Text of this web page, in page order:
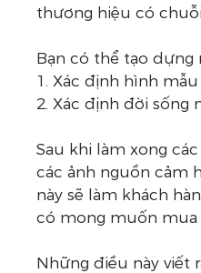
thương hiệu có
Bạn có thể tạo dựng
1. Xác định hình
2. Xác định đời sống
Sau khi làm xong
các ảnh nguồn cảm
này sẽ làm khách
có mong muốn mua
Những điều này viết